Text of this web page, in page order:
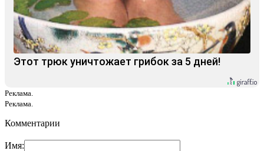
Этот трюк уничтожает грибок за 5 дней!
Реклама.
Реклама.
Комментарии
Имя: